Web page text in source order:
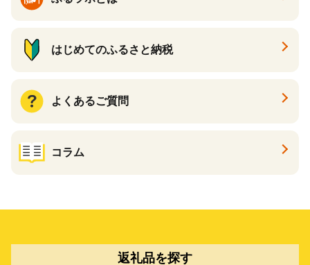
はじめてのふるさと納税
よくあるご質問
コラム
返礼品を探す